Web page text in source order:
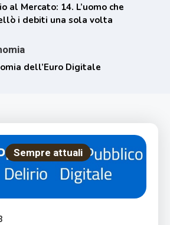
al Mercato: 14. L’uomo che
i debiti una sola volta
dell’Euro Digitale
Sempre attuali